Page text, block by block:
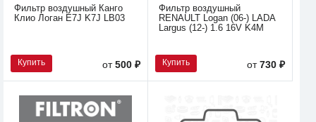
Фильтр воздушный Канго
Клио Логан E7J K7J LB03
Купить от500 ₽
Фильтр воздушный
RENAULT Logan (06-) LADA
Largus (12-) 1.6 16V K4M
Купить от730 ₽